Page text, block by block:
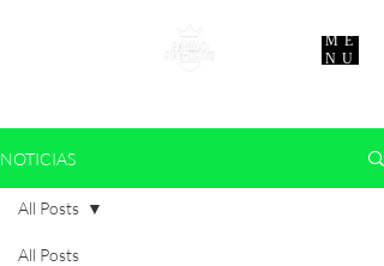
ME
NU
NOTICIAS
All Posts
All Posts